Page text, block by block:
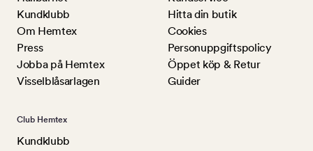
Kundklubb
Om Hemtex
Press
Jobba på Hemtex
Visselblåsarlagen
Hitta din butik
Cookies
Personuppgiftspolicy
Öppet köp & Retur
Guider
Club Hemtex
Kundklubb